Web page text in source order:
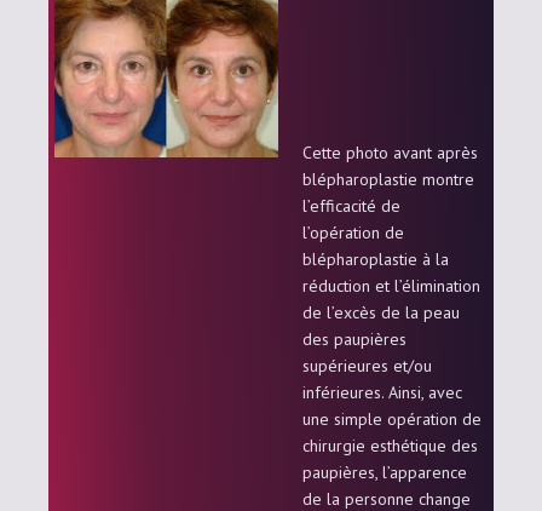
Cette photo avant après
blépharoplastie montre
l’efficacité de
l’opération de
blépharoplastie à la
réduction et l’élimination
de l’excès de la peau
des paupières
supérieures et/ou
inférieures. Ainsi, avec
une simple opération de
chirurgie esthétique des
paupières, l’apparence
de la personne change